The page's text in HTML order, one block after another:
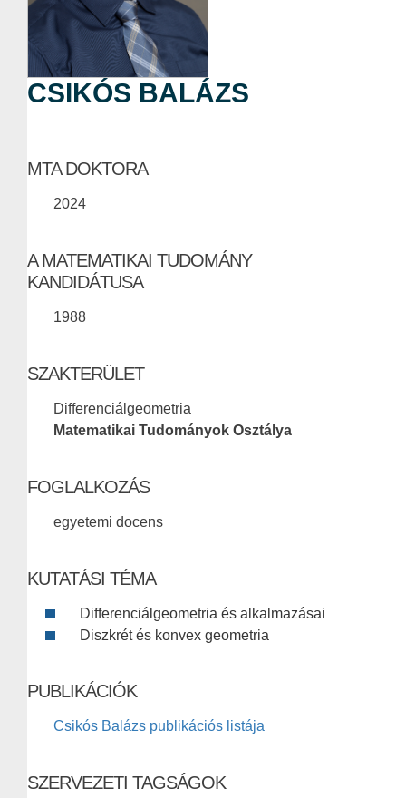
CSIKÓS BALÁZS
MTA DOKTORA
2024
A MATEMATIKAI TUDOMÁNY
KANDIDÁTUSA
1988
SZAKTERÜLET
Differenciálgeometria
Matematikai Tudományok Osztálya
FOGLALKOZÁS
egyetemi docens
KUTATÁSI TÉMA
Differenciálgeometria és alkalmazásai
Diszkrét és konvex geometria
PUBLIKÁCIÓK
Csikós Balázs publikációs listája
SZERVEZETI TAGSÁGOK